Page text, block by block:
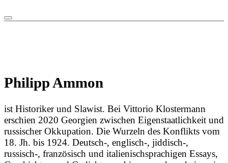
Philipp Ammon
ist Historiker und Slawist. Bei Vittorio Klostermann
erschien 2020 Georgien zwischen Eigenstaatlichkeit und
russischer Okkupation. Die Wurzeln des Konflikts vom
18. Jh. bis 1924. Deutsch-, englisch-, jiddisch-,
russisch-, französisch und italienischsprachigen Essays,